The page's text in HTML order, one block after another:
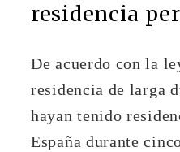
residencia
De acuerdo con la
residencia de larga
hayan tenido
España durante